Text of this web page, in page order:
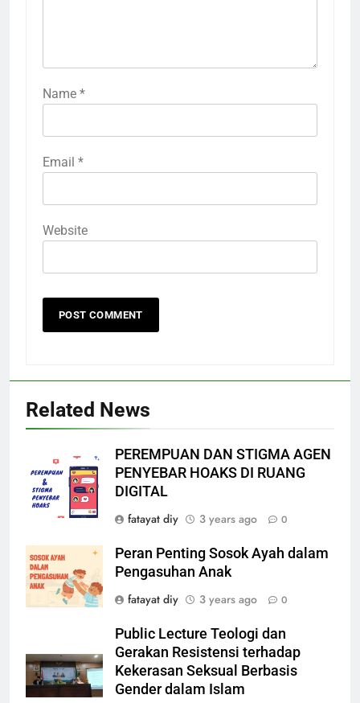
Name *
Email *
Website
Related News
PEREMPUAN DAN STIGMA AGEN
PENYEBAR HOAKS DI RUANG
DIGITAL
fatayat diy
3 years ago 0
Peran Penting Sosok Ayah dalam
Pengasuhan Anak
fatayat diy
3 years ago 0
Public Lecture Teologi dan
Gerakan Resistensi terhadap
Kekerasan Seksual Berbasis
Gender dalam Islam